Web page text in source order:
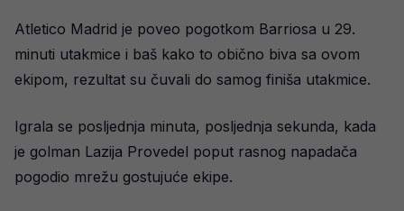
Atletico Madrid je poveo pogotkom Barriosa u 29.
minuti utakmice i baš kako to obično biva sa ovom
ekipom, rezultat su čuvali do samog finiša utakmice.
Igrala se posljednja minuta, posljednja sekunda, kada
je golman Lazija Provedel poput rasnog napadača
pogodio mrežu gostujuće ekipe.